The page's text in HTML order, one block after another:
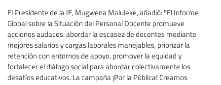
El Presidente de la IE, Mugwena Maluleke, añadió: "El Informe
Global sobre la Situación del Personal Docente promueve
acciones audaces: abordar la escasez de docentes mediante
mejores salarios y cargas laborales manejables, priorizar la
retención con entornos de apoyo, promover la equidad y
fortalecer el diálogo social para abordar colectivamente los
desafíos educativos. La campaña ¡Por la Pública! Creamos